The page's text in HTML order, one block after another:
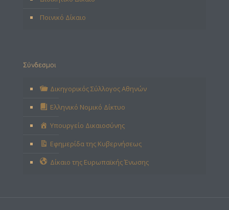
Ποινικό Δίκαιο
Σύνδεσμοι
Δικηγορικός Σύλλογος Αθηνών
Ελληνικό Νομικό Δίκτυο
Υπουργείο Δικαιοσύνης
Εφημερίδα της Κυβερνήσεως
Δίκαιο της Ευρωπαϊκής Ένωσης